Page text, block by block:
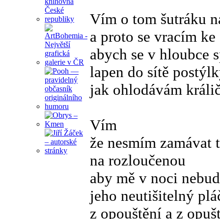
Vím o tom šutráku
a proto se vracím
abych se v hloubce
lapen do sítě
jak ohlodávám
Vím
že nesmím zamávat
na rozloučenou
aby mě v noci
jeho neutišitelný
z opouštění a z